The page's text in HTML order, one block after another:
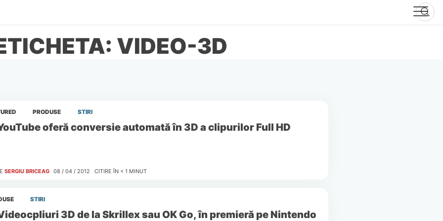
VIDEO-3D
PRODUSE STIRI
oferă conversie automată în 3D a clipurilor Full HD
SERGIU BRICEAG 08 / 04 / 2012 CITIRE ÎN < 1 MINUT
STIRI
3D de la Skrillex sau OK Go, în premieră pe Nintendo